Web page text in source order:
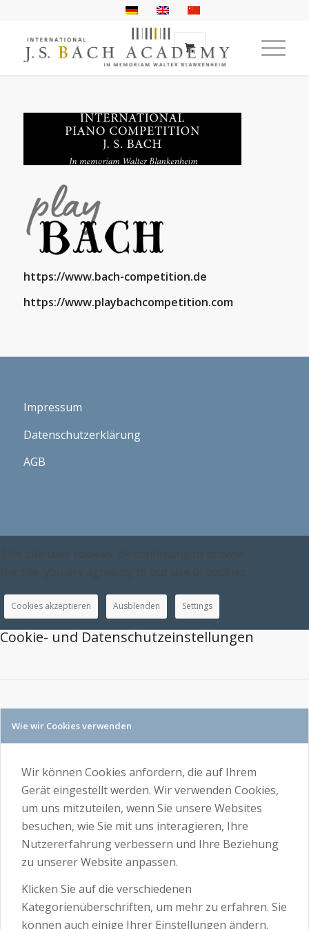
https://www.bach-competition.de
https://www.playbachcompetition.com
Impressum
Datenschutzerklärung
AGB
This site uses cookies. By continuing to browse
the site, you are agreeing to our use of cookies.
Cookies akzeptieren Ausblenden Settings
Cookie- und Datenschutzeinstellungen
Wie wir Cookies verwenden
Wir können Cookies anfordern, die auf Ihrem
Gerät eingestellt werden. Wir verwenden Cookies,
um uns mitzuteilen, wenn Sie unsere Websites
besuchen, wie Sie mit uns interagieren, Ihre
Nutzererfahrung verbessern und Ihre Beziehung
zu unserer Website anpassen.
Klicken Sie auf die verschiedenen
Kategorienüberschriften, um mehr zu erfahren. Sie
können auch einige Ihrer Einstellungen ändern.